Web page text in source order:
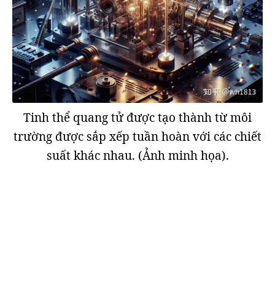
Tinh thể quang tử được tạo thành từ môi
trường được sắp xếp tuần hoàn với các chiết
suất khác nhau. (Ảnh minh họa).